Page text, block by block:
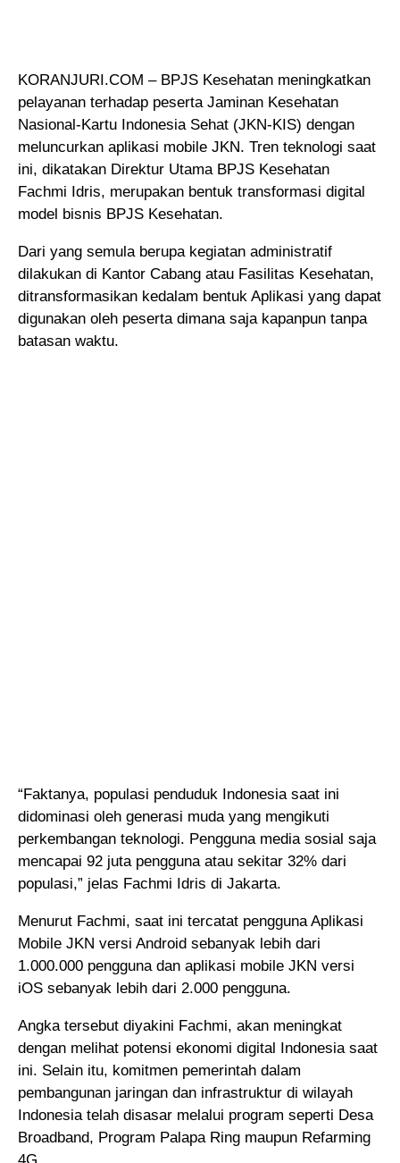
KORANJURI.COM – BPJS Kesehatan meningkatkan
pelayanan terhadap peserta Jaminan Kesehatan
Nasional-Kartu Indonesia Sehat (JKN-KIS) dengan
meluncurkan aplikasi mobile JKN. Tren teknologi saat
ini, dikatakan Direktur Utama BPJS Kesehatan
Fachmi Idris, merupakan bentuk transformasi digital
model bisnis BPJS Kesehatan.
Dari yang semula berupa kegiatan administratif
dilakukan di Kantor Cabang atau Fasilitas Kesehatan,
ditransformasikan kedalam bentuk Aplikasi yang dapat
digunakan oleh peserta dimana saja kapanpun tanpa
batasan waktu.
“Faktanya, populasi penduduk Indonesia saat ini
didominasi oleh generasi muda yang mengikuti
perkembangan teknologi. Pengguna media sosial saja
mencapai 92 juta pengguna atau sekitar 32% dari
populasi,” jelas Fachmi Idris di Jakarta.
Menurut Fachmi, saat ini tercatat pengguna Aplikasi
Mobile JKN versi Android sebanyak lebih dari
1.000.000 pengguna dan aplikasi mobile JKN versi
iOS sebanyak lebih dari 2.000 pengguna.
Angka tersebut diyakini Fachmi, akan meningkat
dengan melihat potensi ekonomi digital Indonesia saat
ini. Selain itu, komitmen pemerintah dalam
pembangunan jaringan dan infrastruktur di wilayah
Indonesia telah disasar melalui program seperti Desa
Broadband, Program Palapa Ring maupun Refarming